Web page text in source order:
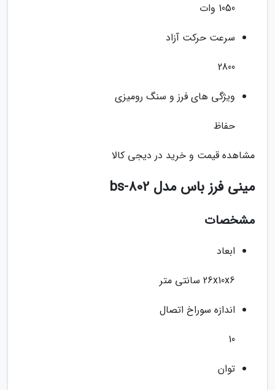
1050 وات
سرعت حرکت آزاد
2800
ویژگی های فرز و سنگ رومیزی
حفاظ
مشاهده قیمت و خرید در دیجی کالا
مینی فرز باس مدل bs-802
مشخصات
ابعاد
26x10x6 سانتی متر
اندازه سوراخ اتصال
10
توان